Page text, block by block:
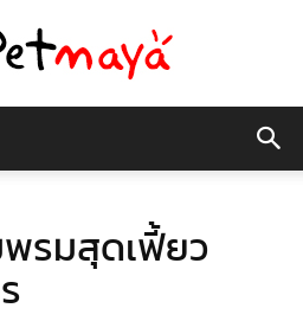
มายา
รมสุดเฟี้ยว